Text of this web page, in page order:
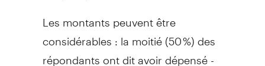
Les montants peuvent être
considérables : la moitié (50 %) des
répondants ont dit avoir dépensé -